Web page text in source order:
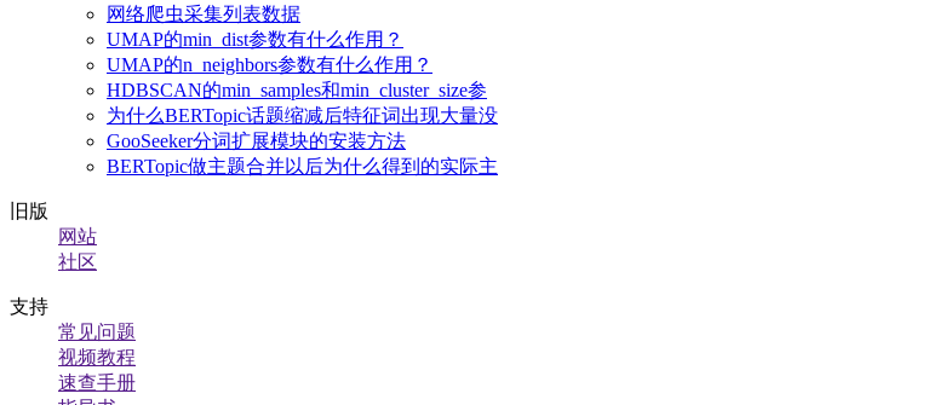
网络爬虫采集列表数据
UMAP的min_dist参数有什么作用？
UMAP的n_neighbors参数有什么作用？
HDBSCAN的min_samples和min_cluster_size参
为什么BERTopic话题缩减后特征词出现大量没
GooSeeker分词扩展模块的安装方法
BERTopic做主题合并以后为什么得到的实际主
旧版
网站
社区
支持
常见问题
视频教程
速查手册